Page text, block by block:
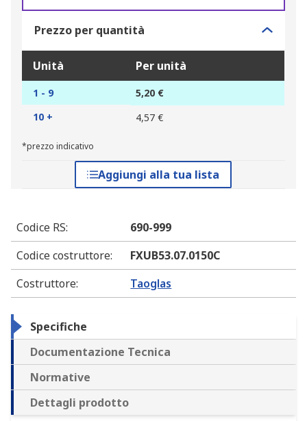
Prezzo per quantità
Unità Per unità
1 - 9
5,20 €
10 +
4,57 €
*prezzo indicativo
Aggiungi alla tua lista
Codice RS:
690-999
Codice costruttore:
FXUB53.07.0150C
Costruttore: Taoglas
Specifiche
Documentazione Tecnica
Normative
Dettagli prodotto